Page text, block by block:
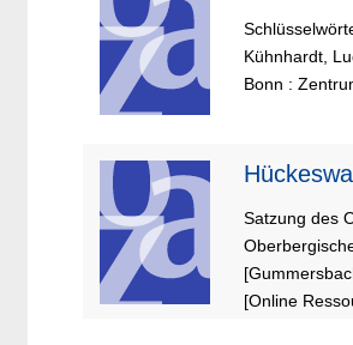
Kühnhardt,
Bonn :
Satzung des
[Online